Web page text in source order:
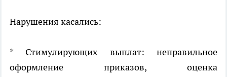
Нарушения касались:
* Стимулирующих выплат: неправильное
оформление приказов, оценка